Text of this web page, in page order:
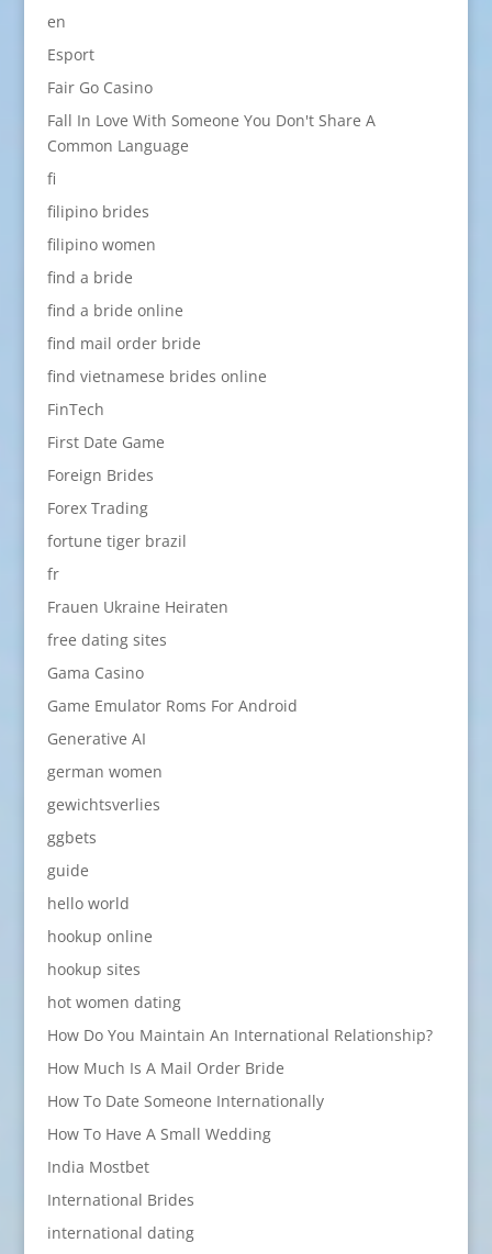
en
Esport
Fair Go Casino
Fall In Love With Someone You Don't Share A
Common Language
fi
filipino brides
filipino women
find a bride
find a bride online
find mail order bride
find vietnamese brides online
FinTech
First Date Game
Foreign Brides
Forex Trading
fortune tiger brazil
fr
Frauen Ukraine Heiraten
free dating sites
Gama Casino
Game Emulator Roms For Android
Generative AI
german women
gewichtsverlies
ggbets
guide
hello world
hookup online
hookup sites
hot women dating
How Do You Maintain An International Relationship?
How Much Is A Mail Order Bride
How To Date Someone Internationally
How To Have A Small Wedding
India Mostbet
International Brides
international dating